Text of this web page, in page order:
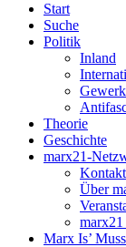
Start
Suche
Politik
Inland
Theorie
Geschichte
marx21-
Kontakt
Über
marx21
Marx Is’